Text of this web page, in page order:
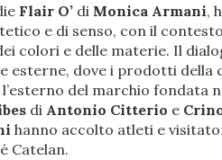
Flair O’ di Monica Armani,
e di senso, con il
colori e delle materie. Il
esterne, dove i prodotti della
del marchio fondata
di Antonio Citterio e
hanno accolto atleti e
Catelan.